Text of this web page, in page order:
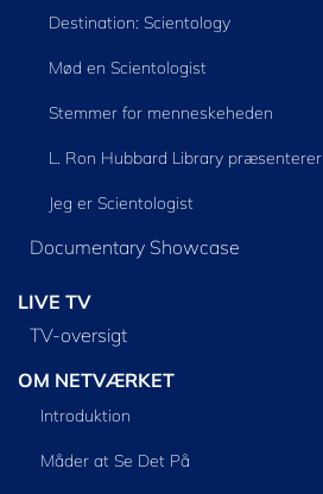
Destination: Scientology
Mød en Scientologist
Stemmer for menneskeheden
L. Ron Hubbard Library præsenterer
Jeg er Scientologist
Documentary Showcase
LIVE TV
TV-oversigt
OM NETVÆRKET
Introduktion
Måder at Se Det På